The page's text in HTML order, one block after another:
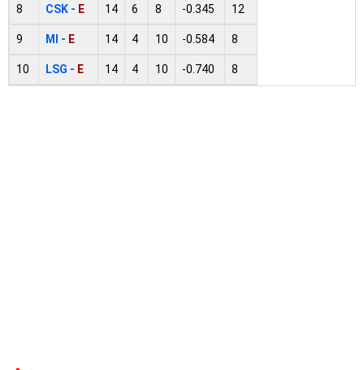
8 CSK - E 14 6 8 -0.345 12
9 MI - E 14 4 10 -0.584 8
10 LSG - E 14 4 10 -0.740 8